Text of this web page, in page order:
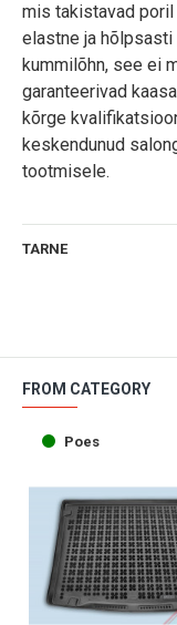
mis takistavad
elastne ja hõlpsasti
kummilõhn, see ei
garanteerivad
kõrge
keskendunud
tootmisele.
TARNE
FROM CATEGORY
Poes